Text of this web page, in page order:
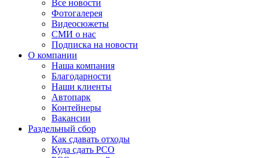
Все новости
Фотогалерея
Видеосюжеты
СМИ о нас
Подписка на новости
О компании
Наша компания
Благодарности
Наши клиенты
Автопарк
Контейнеры
Вакансии
Раздельный сбор
Как сдавать отходы
Куда сдать РСО